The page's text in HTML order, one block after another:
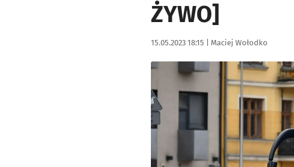
ŻYWO]
Data publikacji:
15.05.2023 18:15 | Autor:
Maciej Wołodko
Kliknij, aby powiększyć